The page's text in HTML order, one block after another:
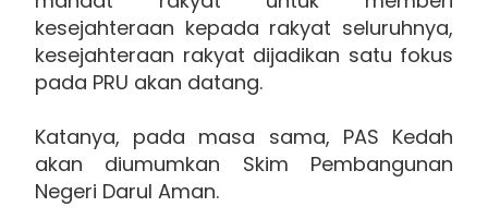
kesejahteraan kepada rakyat seluruhnya,
kesejahteraan rakyat dijadikan satu fokus
pada PRU akan datang.
Katanya, pada masa sama, PAS Kedah
akan diumumkan Skim Pembangunan
Negeri Darul Aman.